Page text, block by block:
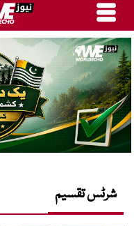
شرٹس تقسیم